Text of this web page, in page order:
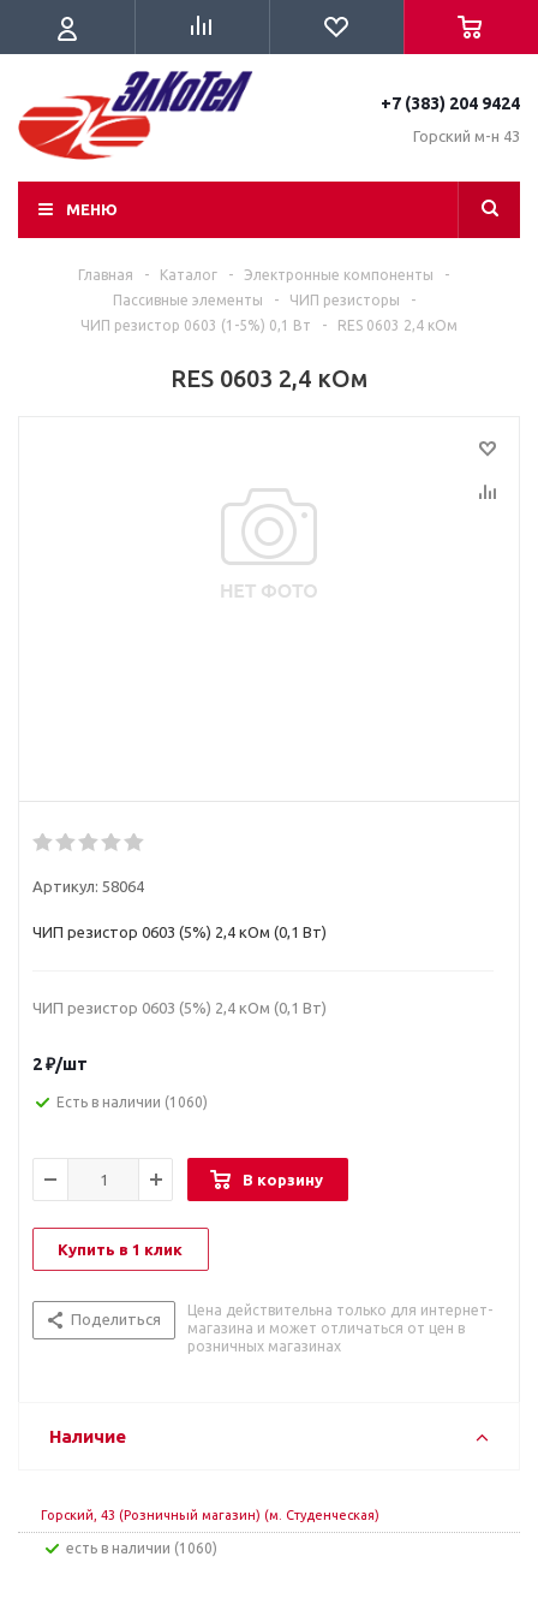
+7 (383) 204 9424
Горский м-н 43
МЕНЮ
Главная - Каталог - Электронные компоненты
-
Пассивные элементы
- ЧИП резисторы
-
ЧИП резистор 0603 (1-5%) 0,1 Вт
- RES 0603 2,4 кОм
RES 0603 2,4 кОм
Артикул: 58064
ЧИП резистор 0603 (5%) 2,4 кОм (0,1 Вт)
ЧИП резистор 0603 (5%) 2,4 кОм (0,1 Вт)
2₽/шт
Есть в наличии (1060)
В корзину
Купить в 1 клик
Поделиться
Цена действительна только для интернет-
магазина и может отличаться от цен в
розничных магазинах
Наличие
Горский, 43 (Розничный магазин) (м. Студенческая)
Есть в наличии (1060)